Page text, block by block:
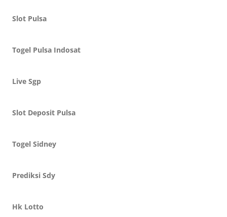
Slot Pulsa
Togel Pulsa Indosat
Live Sgp
Slot Deposit Pulsa
Togel Sidney
Prediksi Sdy
Hk Lotto